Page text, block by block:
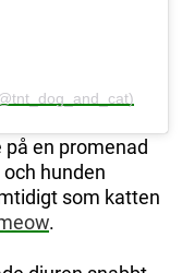
på en promenad
hunden
som katten
.